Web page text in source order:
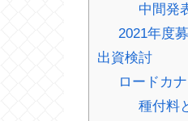
中間発
2021年度
出資検討
ロードカ
種付料